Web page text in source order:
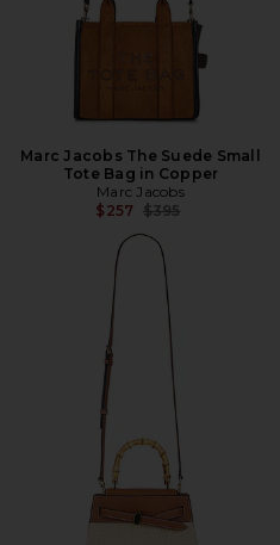
Marc Jacobs The Suede Small
Tote Bag in Copper
Marc Jacobs
$257 Precio anterior:
$395